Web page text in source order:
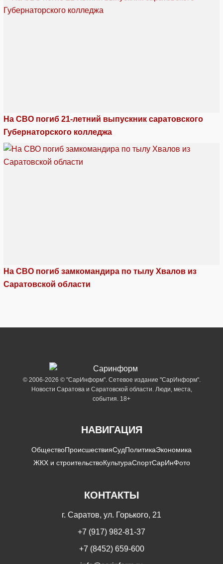
На СВО погиб 21-летний выпускник саратовского
Губернаторского колледжа
На СВО погиб замкомандира по тылу Хвалов из
Саратовской области
© 2006-2026 © "СарИнформ". Сетевое издание "СарИнформ".
Новости Саратова и Саратовской области. Люди, места,
события. 18+
НАВИГАЦИЯ
ОбществоПроисшествияСудПолитикаЭкономика
ЖКХ и строительствоКультураСпортСарИнФото
КОНТАКТЫ
г. Саратов, ул. Горького, 21
+7 (917) 982-81-37
+7 (8452) 659-600